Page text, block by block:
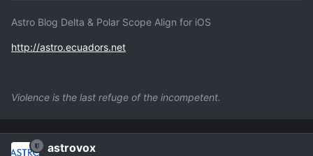
Astro Blog Delta & Polar Scope Align for iOS
http://astro.ecuadors.net
Violence is the last refuge of the incompetent.
astrovox